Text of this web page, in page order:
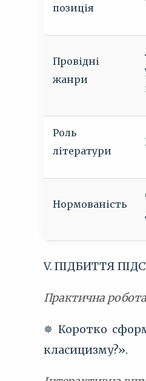
позиція
Провідні
жанри
Роль
літератури
Нормованість
V. ПІДБИТТЯ
Практична робота
✵ Коротко
класицизму?».